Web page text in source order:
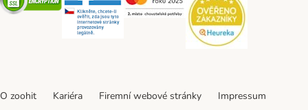
O zoohit Kariéra Firemní webové stránky
Impressum